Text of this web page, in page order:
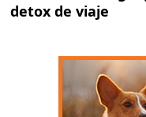
detox de viaje